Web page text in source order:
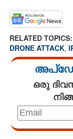
RELATED TOPICS:
DRONE ATTACK,
ഒരു